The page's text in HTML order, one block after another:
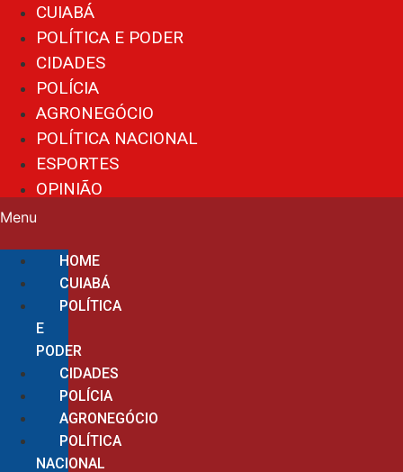
CUIABÁ
POLÍTICA E PODER
CIDADES
POLÍCIA
AGRONEGÓCIO
POLÍTICA NACIONAL
ESPORTES
OPINIÃO
Menu
HOME
CUIABÁ
POLÍTICA
E
PODER
CIDADES
POLÍCIA
AGRONEGÓCIO
POLÍTICA
NACIONAL